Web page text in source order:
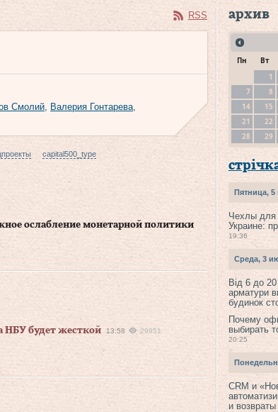
RSS
Смолий, Валерия Гонтарева,
capital500_type
ослабление монетарной политики
НБУ будет жесткой
13:58 29851
архив
Пн Вт
1
7
8
14
15
21
22
28
29
Пятница, 5
Чехлы для
Украине:
19:36
Среда, 3
Від 6 до
арматури
будинок
Почему
выбирать
20:25
CRM и
и